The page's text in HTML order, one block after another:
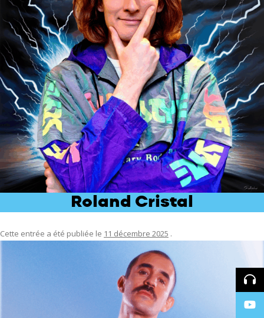
Roland Cristal
Cette entrée a été publiée le 11 décembre 2025 .